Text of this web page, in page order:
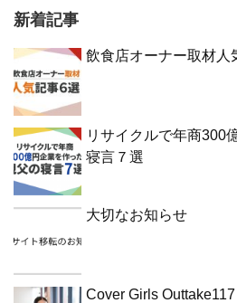
新着記事
飲食店オーナー取材人
リサイクルで年商300
寝言７選
大切なお知らせ
Cover Girls Outtake117